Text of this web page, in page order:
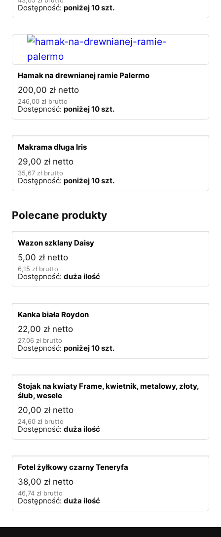
Dostępność: poniżej 10 szt.
Hamak na drewnianej ramie Palermo
200,00 zł netto
246,00 zł brutto
Dostępność: poniżej 10 szt.
Makrama długa Iris
29,00 zł netto
35,67 zł brutto
Dostępność: poniżej 10 szt.
Polecane produkty
Wazon szklany Daisy
5,00 zł netto
6,15 zł brutto
Dostępność: duża ilość
Kanka biała Roydon
22,00 zł netto
27,06 zł brutto
Dostępność: poniżej 10 szt.
Stojak na kwiaty Frame, kwietnik, metalowy, złoty,
ślub, wesele
20,00 zł netto
24,60 zł brutto
Dostępność: duża ilość
Fotel żyłkowy czarny Teneryfa
38,00 zł netto
46,74 zł brutto
Dostępność: duża ilość